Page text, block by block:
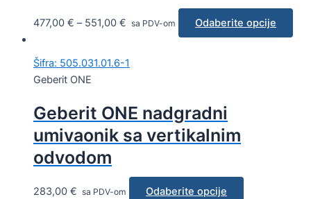
477,00 € – 551,00 € sa PDV-om Odaberite opcije
Šifra: 505.031.01.6-1
Geberit ONE
Geberit ONE nadgradni
umivaonik sa vertikalnim
odvodom
283,00 € sa PDV-om Odaberite opcije